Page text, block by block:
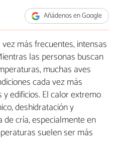
Añádenos en Google
más frecuentes, intensas
las personas buscan
muchas aves
cada vez más
edificios. El calor extremo
deshidratación y
cría, especialmente en
suelen ser más